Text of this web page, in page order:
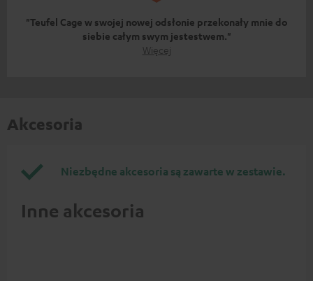
"Teufel Cage w swojej nowej odsłonie przekonały mnie do
siebie całym swym jestestwem."
Więcej
Akcesoria
Niezbędne akcesoria są zawarte w zestawie.
Inne akcesoria